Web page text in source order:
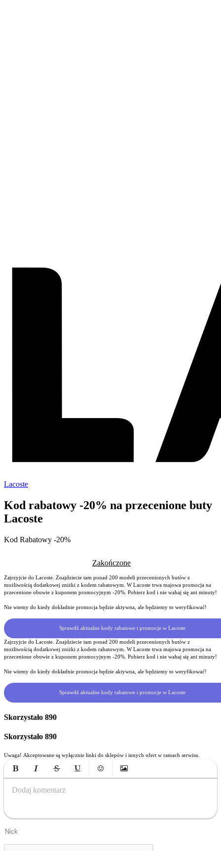
Lacoste
Kod rabatowy -20% na przecenione buty
Lacoste
Kod Rabatowy -20%
Zakończone
Zajrzyjcie do Lacoste. Znajdziecie tam ponad 200 modeli przecenionych butów z
możliwością dodatkowej zniżki z kodem rabatowym. W Lacoste trwa majowa promocja na
przecenione obuwie z kuponem promocyjnym -20%. Pobierz kod i nie wahaj się ani minuty!
Nie wiemy do kiedy dokładnie promocja będzie aktywna, ale będziemy to weryfikować!
Sprawdź aktualne kody rabatowe i promocje w Lacoste
Zajrzyjcie do Lacoste. Znajdziecie tam ponad 200 modeli przecenionych butów z
możliwością dodatkowej zniżki z kodem rabatowym. W Lacoste trwa majowa promocja na
przecenione obuwie z kuponem promocyjnym -20%. Pobierz kod i nie wahaj się ani minuty!
Nie wiemy do kiedy dokładnie promocja będzie aktywna, ale będziemy to weryfikować!
Sprawdź aktualne kody rabatowe i promocje w Lacoste
Skorzystało 890
Skorzystało 890
Uwaga! Akceptowane są wyłącznie linki do sklepów i innych ofert w ramach serwisu.
Bold Italic Strikethrough
UnderlineEmoticonsInsert Image
Dodaj komentarz